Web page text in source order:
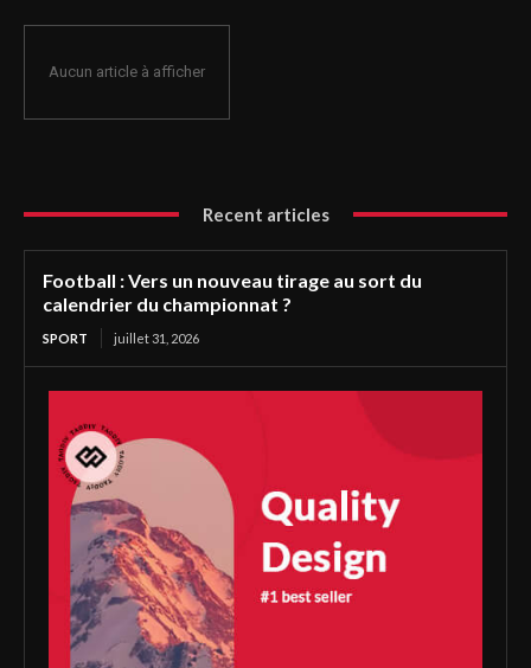
Aucun article à afficher
Recent articles
Football : Vers un nouveau tirage au sort du
calendrier du championnat ?
SPORT juillet 31, 2026